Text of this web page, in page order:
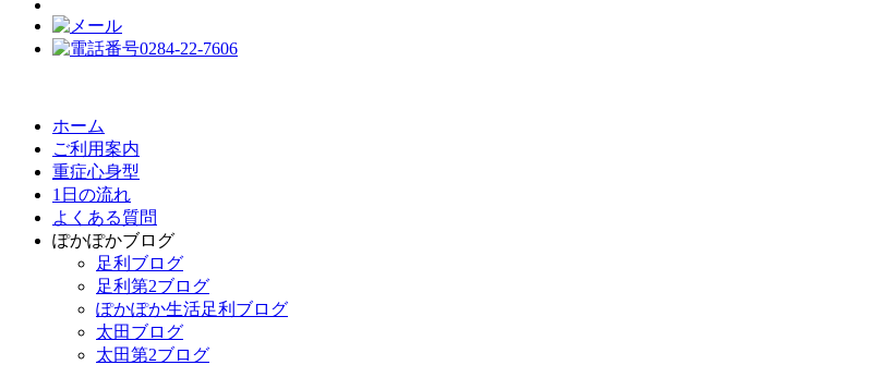
ホーム
ご利用案内
重症心身型
1日の流れ
よくある質問
ぽかぽかブログ
足利ブログ
足利第2ブログ
ぽかぽか生活足利ブログ
太田ブログ
太田第2ブログ